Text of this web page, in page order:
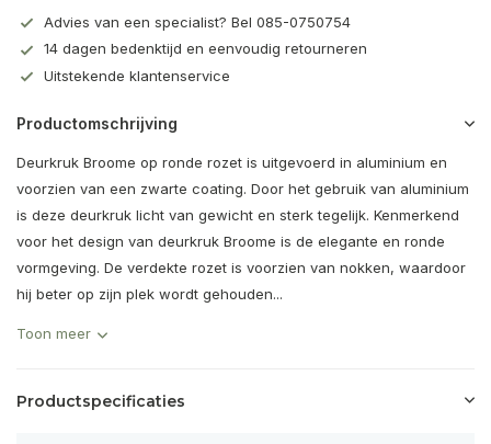
Advies van een specialist? Bel 085-0750754
14 dagen bedenktijd en eenvoudig retourneren
Uitstekende klantenservice
Productomschrijving
Deurkruk Broome op ronde rozet is uitgevoerd in aluminium en
voorzien van een zwarte coating. Door het gebruik van aluminium
is deze deurkruk licht van gewicht en sterk tegelijk. Kenmerkend
voor het design van deurkruk Broome is de elegante en ronde
vormgeving. De verdekte rozet is voorzien van nokken, waardoor
hij beter op zijn plek wordt gehouden...
Toon meer
Productspecificaties